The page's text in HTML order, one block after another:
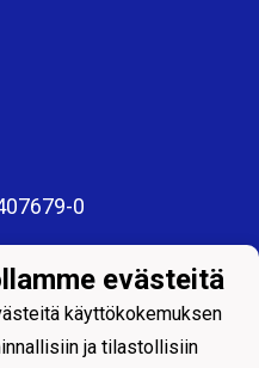
0
evästeitä
käyttökokemuksen
ja tilastollisiin